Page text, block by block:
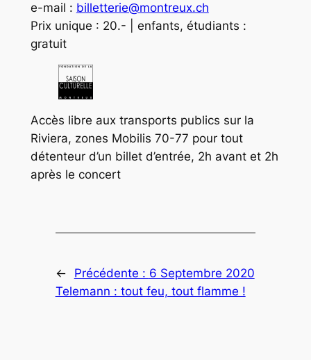
e-mail : billetterie@montreux.ch
Prix unique : 20.- | enfants, étudiants :
gratuit
Accès libre aux transports publics sur la
Riviera, zones Mobilis 70-77 pour tout
détenteur d’un billet d’entrée, 2h avant et 2h
après le concert
← Précédente : 6 Septembre 2020
Telemann : tout feu, tout flamme !